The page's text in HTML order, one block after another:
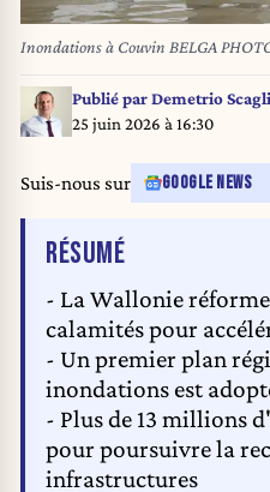
Inondations à Couvin BELGA
Publié parDemetrio
25 juin 2026 à 16:30
Suis-nous sur GOOGLE NEWS
RÉSUMÉDE L'ARTICLE
- La Wallonie
calamités pour
- Un premier plan
inondations est
- Plus de 13 millions
pour poursuivre la
infrastructures